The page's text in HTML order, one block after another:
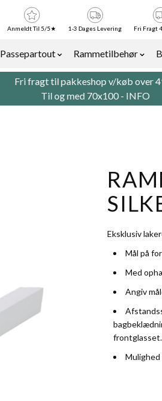
Passepartout
Rammetilbehør
Anmeldt Til 5/5★ 1-3 Dages Levering Fri Fragt
Fri fragt til pakkeshop v/køb over
Til og med 70x100 - INFO
Eksklusiv
Mål på
Med
Angiv
frontglasset.